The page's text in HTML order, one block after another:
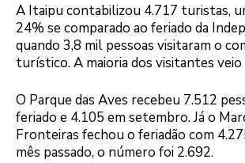
A Itaipu contabilizou 4.717 turistas,
24% se comparado ao feriado da
quando 3,8 mil pessoas visitaram o
turístico. A maioria dos visitantes veio
O Parque das Aves recebeu 7.512
feriado e 4.105 em setembro. Já o
Fronteiras fechou o feriadão com
mês passado, o número foi 2.692.